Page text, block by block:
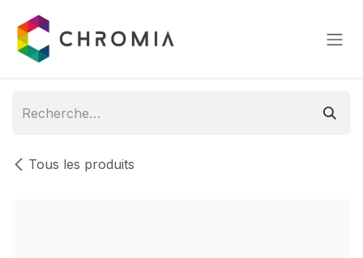
Tous les produits